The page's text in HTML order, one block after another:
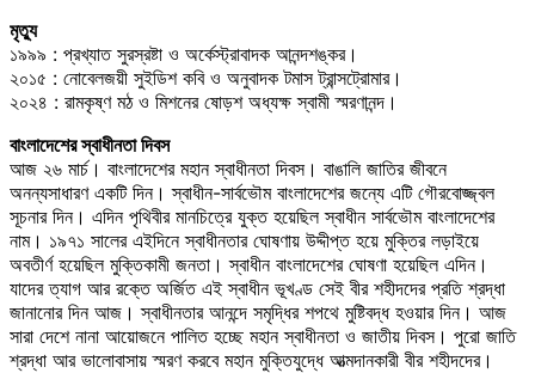
মৃত্যু
১৯৯৯ : প্রখ্যাত সুরস্রষ্টা ও অর্কেস্ট্রাবাদক আনন্দশঙ্কর।
২০১৫ : নোবেলজয়ী সুইডিশ কবি ও অনুবাদক টমাস ট্রান্সট্রোমার।
২০২৪ : রামকৃষ্ণ মঠ ও মিশনের ষোড়শ অধ্যক্ষ স্বামী স্মরণানন্দ।
বাংলাদেশের স্বাধীনতা দিবস
আজ ২৬ মার্চ। বাংলাদেশের মহান স্বাধীনতা দিবস। বাঙালি জাতির জীবনে
অনন্যসাধারণ একটি দিন। স্বাধীন-সার্বভৌম বাংলাদেশের জন্যে এটি গৌরবোজ্জ্বল
সূচনার দিন। এদিন পৃথিবীর মানচিত্রে যুক্ত হয়েছিল স্বাধীন সার্বভৌম বাংলাদেশের
নাম। ১৯৭১ সালের এইদিনে স্বাধীনতার ঘোষণায় উদ্দীপ্ত হয়ে মুক্তির লড়াইয়ে
অবতীর্ণ হয়েছিল মুক্তিকামী জনতা। স্বাধীন বাংলাদেশের ঘোষণা হয়েছিল এদিন।
যাদের ত্যাগ আর রক্তে অর্জিত এই স্বাধীন ভূখণ্ড সেই বীর শহীদদের প্রতি শ্রদ্ধা
জানানোর দিন আজ। স্বাধীনতার আনন্দে সমৃদ্ধির শপথে মুষ্টিবদ্ধ হওয়ার দিন। আজ
সারা দেশে নানা আয়োজনে পালিত হচ্ছে মহান স্বাধীনতা ও জাতীয় দিবস। পুরো জাতি
শ্রদ্ধা আর ভালোবাসায় স্মরণ করবে মহান মুক্তিযুদ্ধে আত্মদানকারী বীর শহীদদের।